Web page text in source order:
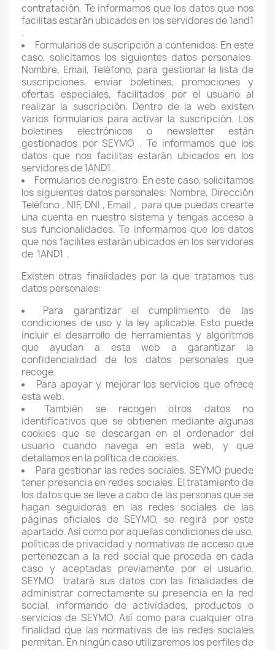
contratación. Te informamos que los datos que nos
facilitas estarán ubicados en los servidores de 1and1
.
Formularios de suscripción a contenidos: En este
caso, solicitamos los siguientes datos personales:
Nombre, Email, Teléfono, para gestionar la lista de
suscripciones, enviar boletines, promociones y
ofertas especiales, facilitados por el usuario al
realizar la suscripción. Dentro de la web existen
varios formularios para activar la suscripción. Los
boletines electrónicos o newsletter están
gestionados por SEYMO . Te informamos que los
datos que nos facilitas estarán ubicados en los
servidores de 1AND1 .
Formularios de registro: En este caso, solicitamos
los siguientes datos personales: Nombre, Dirección
Teléfono , NIF, DNI , Email , para que puedas crearte
una cuenta en nuestro sistema y tengas acceso a
sus funcionalidades. Te informamos que los datos
que nos facilites estarán ubicados en los servidores
de 1AND1 .
Existen otras finalidades por la que tratamos tus
datos personales:
Para garantizar el cumplimiento de las
condiciones de uso y la ley aplicable. Esto puede
incluir el desarrollo de herramientas y algoritmos
que ayudan a esta web a garantizar la
confidencialidad de los datos personales que
recoge.
Para apoyar y mejorar los servicios que ofrece
esta web.
También se recogen otros datos no
identificativos que se obtienen mediante algunas
cookies que se descargan en el ordenador del
usuario cuando navega en esta web, y que
detallamos en la política de cookies.
Para gestionar las redes sociales. SEYMO puede
tener presencia en redes sociales. El tratamiento de
los datos que se lleve a cabo de las personas que se
hagan seguidoras en las redes sociales de las
páginas oficiales de SEYMO, se regirá por este
apartado. Así como por aquellas condiciones de uso,
políticas de privacidad y normativas de acceso que
pertenezcan a la red social que proceda en cada
caso y aceptadas previamente por el usuario.
SEYMO
tratará sus datos con las finalidades de
administrar correctamente su presencia en la red
social, informando de actividades, productos o
servicios de SEYMO. Así como para cualquier otra
finalidad que las normativas de las redes sociales
permitan. En ningún caso utilizaremos los perfiles de